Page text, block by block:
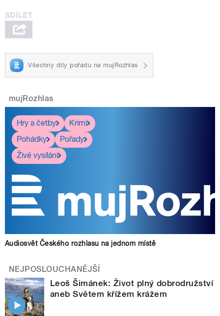
Všechny díly pořadu na mujRozhlas
mujRozhlas
Hry a četby
Krimi
Pohádky
Pořady
Živé vysílání
Audiosvět Českého rozhlasu na jednom místě
NEJPOSLOUCHANĚJŠÍ
Leoš Šimánek: Život plný dobrodružství
aneb Světem křížem krážem